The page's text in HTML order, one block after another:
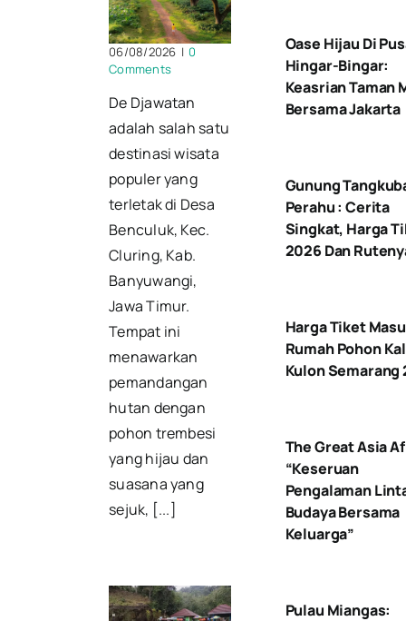
06/08/2026 | 0
Comments
De Djawatan
adalah salah satu
destinasi wisata
populer yang
terletak di Desa
Benculuk, Kec.
Cluring, Kab.
Banyuwangi,
Jawa Timur.
Tempat ini
menawarkan
pemandangan
hutan dengan
pohon trembesi
yang hijau dan
suasana yang
sejuk, [...]
Oase Hijau Di
Hingar-Bingar:
Keasrian Taman
Bersama Jakarta
Gunung
Perahu : Cerita
Singkat, Harga
2026 Dan
Harga Tiket
Rumah Pohon
Kulon Semarang
The Great Asia
“Keseruan
Pengalaman
Budaya Bersama
Keluarga”
Pulau Miangas: